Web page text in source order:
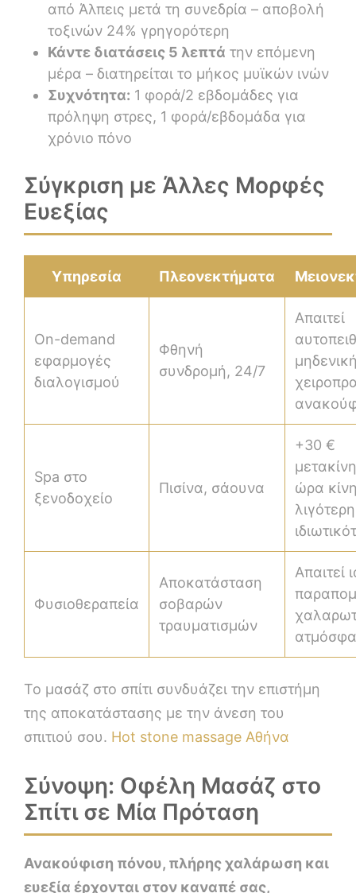
από Άλπεις μετά τη συνεδρία – αποβολή
τοξινών 24% γρηγορότερη
Κάντε διατάσεις 5 λεπτά την επόμενη
μέρα – διατηρείται το μήκος μυϊκών ινών
Συχνότητα: 1 φορά/2 εβδομάδες για
πρόληψη στρες, 1 φορά/εβδομάδα για
χρόνιο πόνο
Σύγκριση με Άλλες Μορφές
Ευεξίας
Υπηρεσία Πλεονεκτήματα
On-demand
εφαρμογές
διαλογισμού
Φθηνή
συνδρομή, 24/7
Απαιτεί
Spa στο
ξενοδοχείο
Πισίνα, σάουνα
+30 €
ώρα
λιγότερη
Φυσιοθεραπεία
Αποκατάσταση
σοβαρών
τραυματισμών
Απαιτεί
Το μασάζ στο σπίτι συνδυάζει την επιστήμη
της αποκατάστασης με την άνεση του
σπιτιού σου. Hot stone massage Αθήνα
Σύνοψη: Οφέλη Μασάζ στο
Σπίτι σε Μία Πρόταση
Ανακούφιση πόνου, πλήρης χαλάρωση και
ευεξία έρχονται στον καναπέ σας,